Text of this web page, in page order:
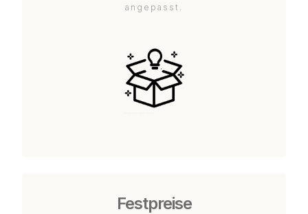
angepasst.
Festpreise